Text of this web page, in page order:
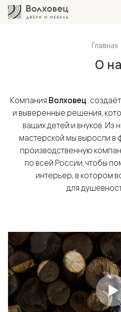
Главная
О
Компания Волховец
и выверенные решения,
ваших детей и внуков.
мастерской мы выросли в
производственную
по всей России, чтобы
интерьер, в котором
для